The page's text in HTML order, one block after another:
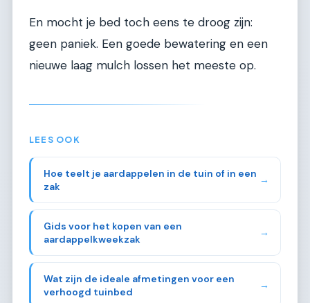
En mocht je bed toch eens te droog zijn:
geen paniek. Een goede bewatering en een
nieuwe laag mulch lossen het meeste op.
LEES OOK
Hoe teelt je aardappelen in de tuin of in een
zak
→
Gids voor het kopen van een
aardappelkweekzak
→
Wat zijn de ideale afmetingen voor een
verhoogd tuinbed
→